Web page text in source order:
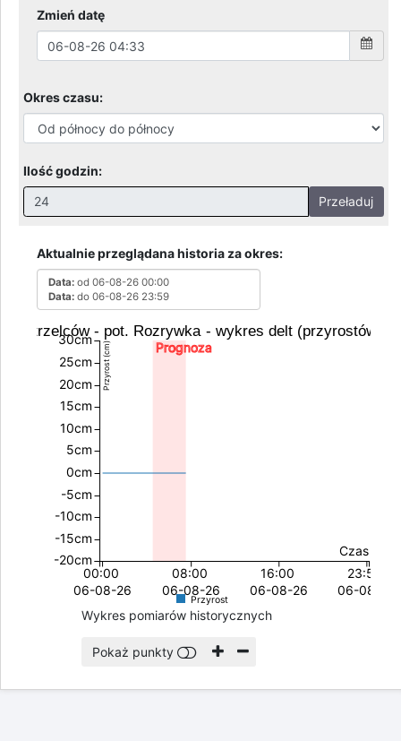
Zmień datę
Okres czasu:
Ilość godzin:
Nieprawidłowa wartość. Prawidłowe wartości to:
Godziny: 1-168, Dni: 1-30, Miesiące: 1 - 2
Aktualnie przeglądana historia za okres:
Data:od 06-08-26 00:00
Data:do 06-08-26 23:59
Czas
00:00
06-08-26
08:00
06-08-26
16:00
06-08-26
23:59
Przyrost (cm)
-20cm
-15cm
-10cm
-5cm
0cm
5cm
10cm
15cm
20cm
25cm
30cm
ul. Strzelców - pot. Rozrywka - wykres delt (przyrostów)
Wykres pomiarów historycznych